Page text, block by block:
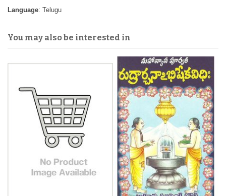
Language: Telugu
You may also be interested in